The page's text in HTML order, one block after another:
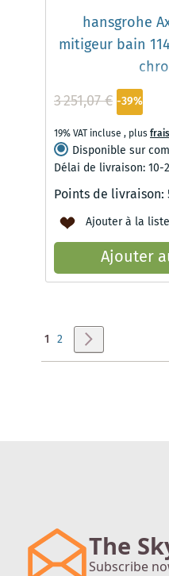
hansgrohe
mitigeur bain
3 251,07 € -39%
19% VAT incluse , plus
Disponible sur
Délai de livraison: 10-
Points de livraison:
Ajouter à la
Ajouter
Page
Vous lisez actuellement
1 Page
2
The
Subscribe